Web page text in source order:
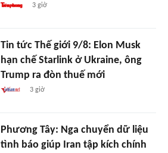
3 giờ
Tin tức Thế giới 9/8: Elon Musk
hạn chế Starlink ở Ukraine, ông
Trump ra đòn thuế mới
3 giờ
Phương Tây: Nga chuyển dữ liệu
tình báo giúp Iran tập kích chính